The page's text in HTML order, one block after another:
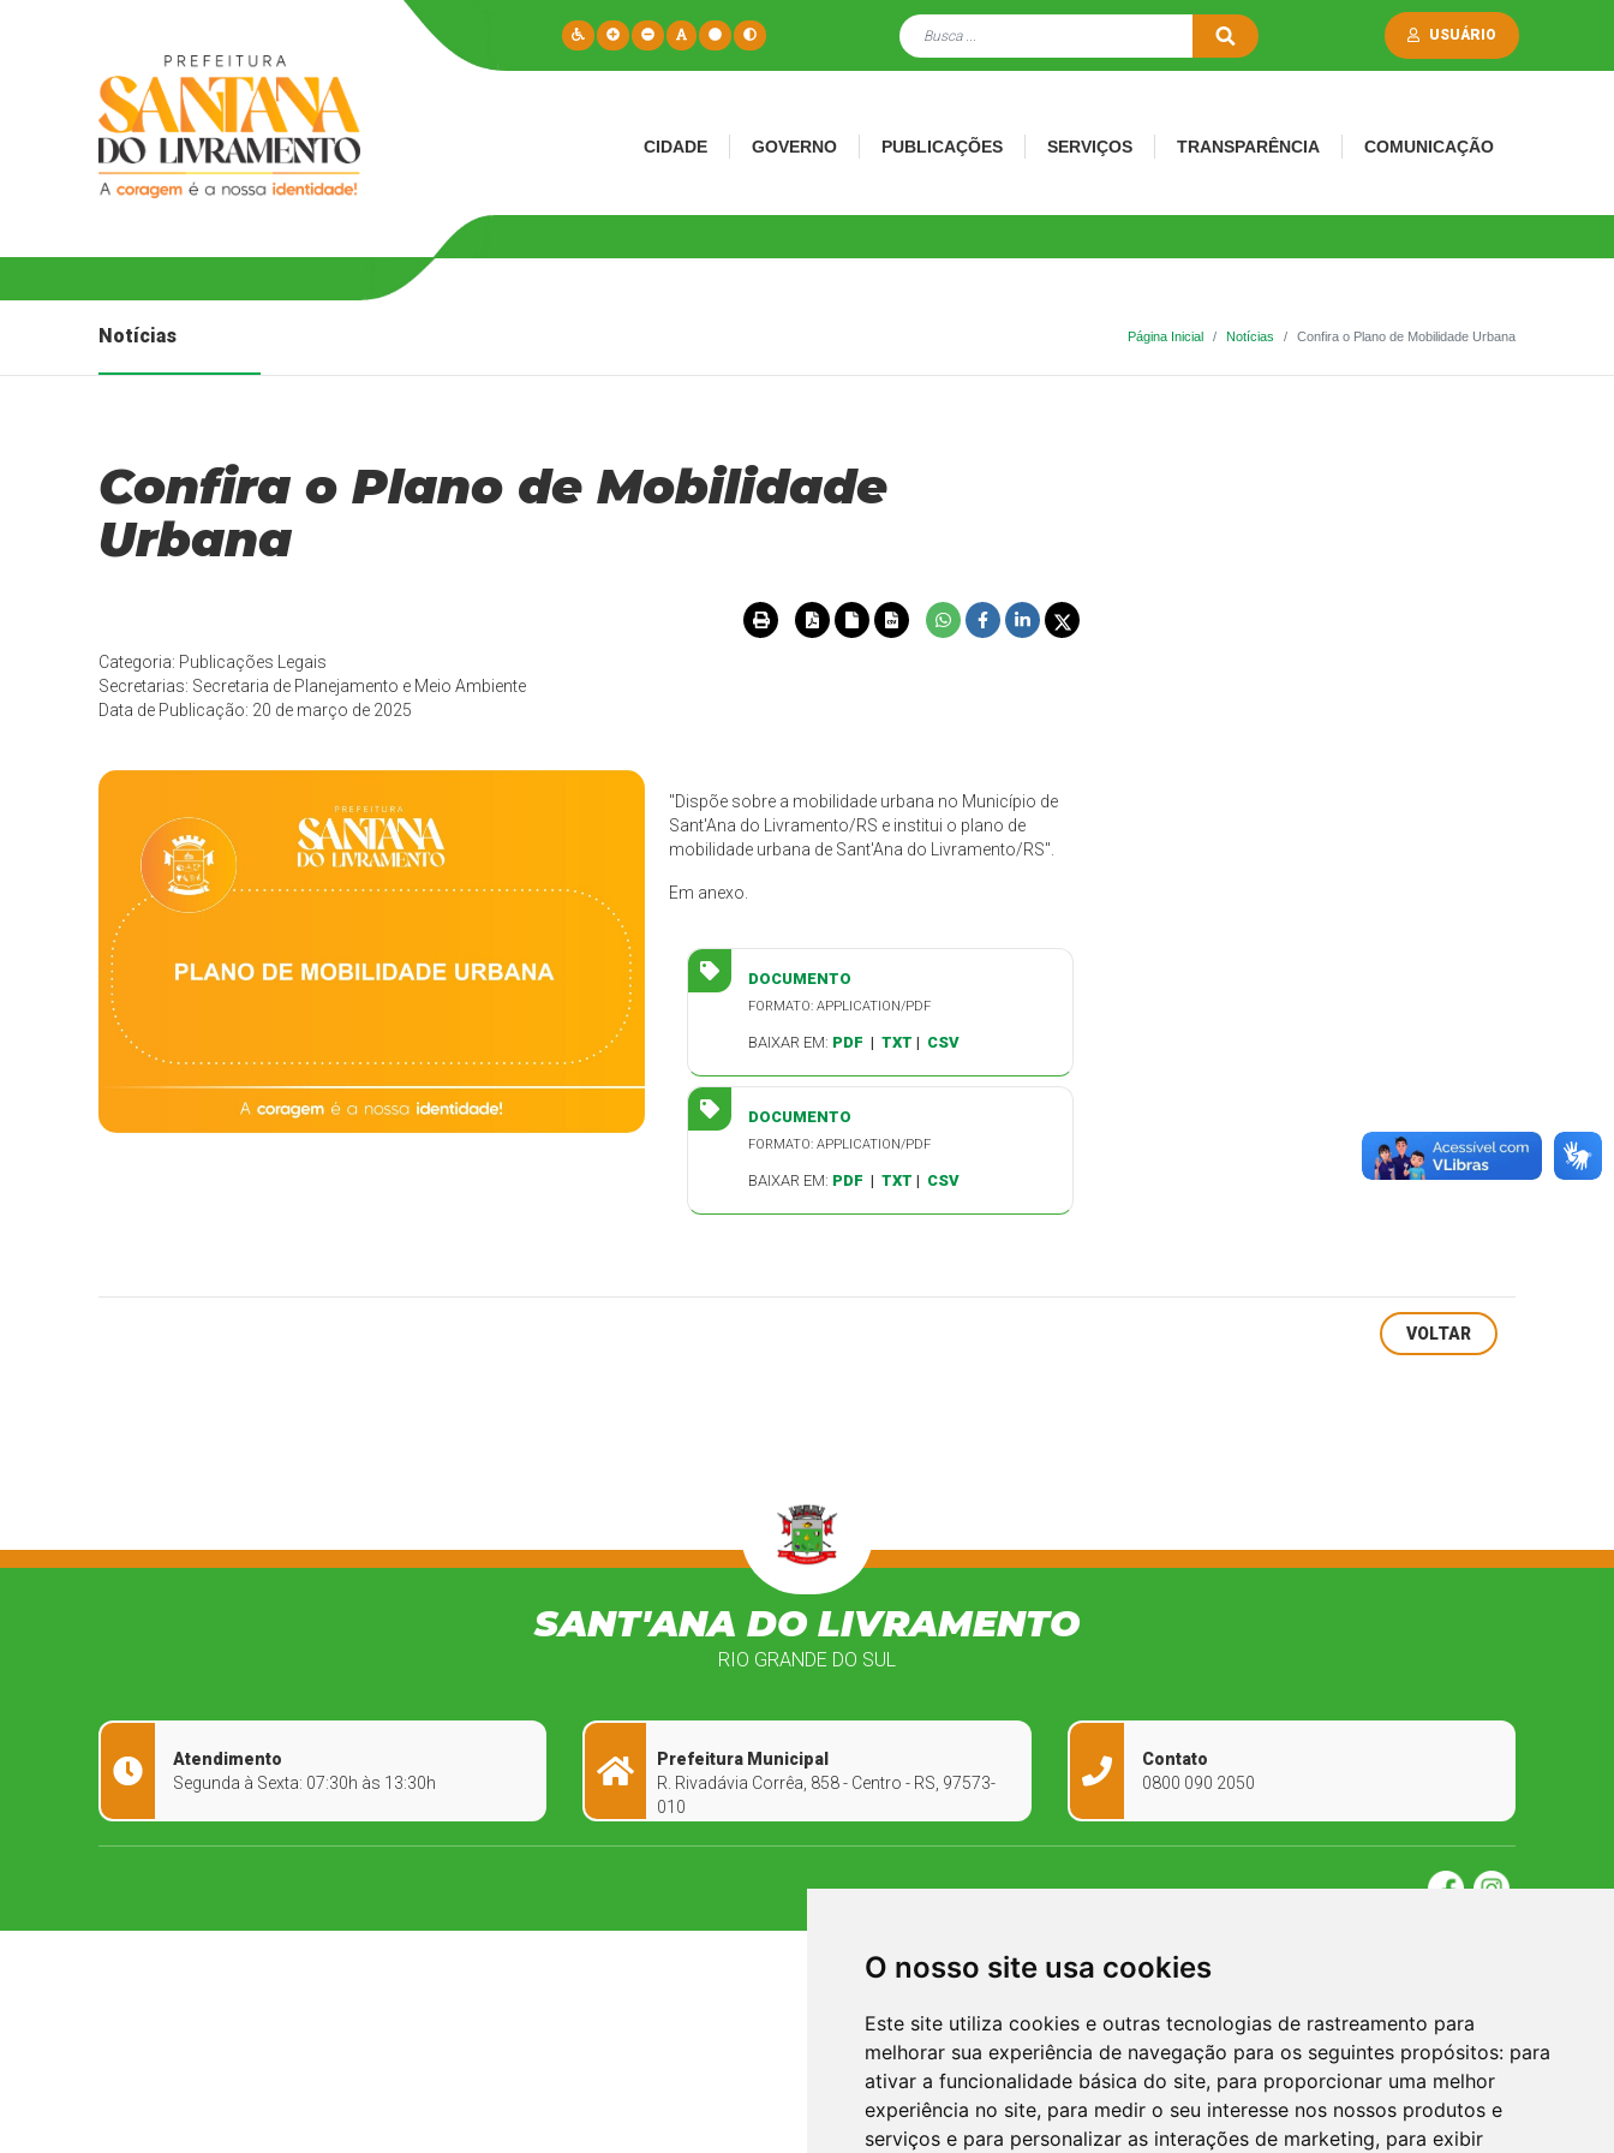
O nosso site usa cookies
Este site utiliza cookies e outras tecnologias de rastreamento para
melhorar sua experiência de navegação para os seguintes propósitos: para
ativar a funcionalidade básica do site, para proporcionar uma melhor
experiência no site, para medir o seu interesse nos nossos produtos e
serviços e para personalizar as interações de marketing, para exibir
USUÁRIO
CIDADE GOVERNO PUBLICAÇÕES SERVIÇOS TRANSPARÊNCIA COMUNICAÇÃO
Notícias Página Inicial Notícias Confira o Plano de Mobilidade Urbana
Confira o Plano de Mobilidade
Urbana
Categoria: Publicações Legais
Secretarias: Secretaria de Planejamento e Meio Ambiente
Data de Publicação: 20 de março de 2025
"Dispõe sobre a mobilidade urbana no Município de
Sant'Ana do Livramento/RS e institui o plano de
mobilidade urbana de Sant'Ana do Livramento/RS".
Em anexo.
DOCUMENTO
FORMATO: APPLICATION/PDF
BAIXAR EM: PDF | TXT | CSV
DOCUMENTO
FORMATO: APPLICATION/PDF
BAIXAR EM: PDF | TXT | CSV
VOLTAR
SANT'ANA DO LIVRAMENTO
RIO GRANDE DO SUL
Atendimento
Segunda à Sexta: 07:30h às 13:30h
Prefeitura Municipal
R. Rivadávia Corrêa, 858 - Centro - RS, 97573-
010
Contato
0800 090 2050